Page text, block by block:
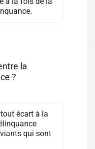
la
?
écart à la
qui sont